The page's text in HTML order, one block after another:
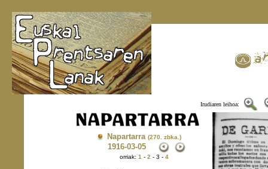
Irudiaren leihoa:
Napartarra (270. zbka.)
1916-03-05
orriak: 1 - 2 - 3 - 4